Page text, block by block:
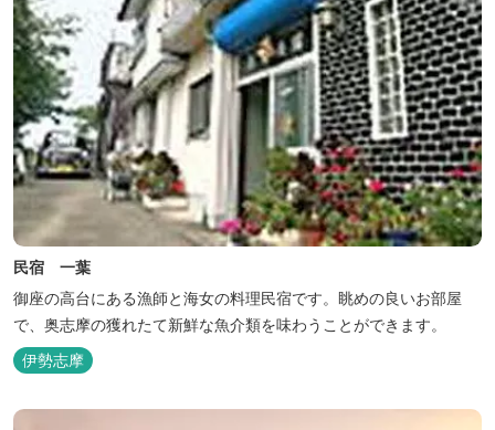
民宿 一葉
御座の高台にある漁師と海女の料理民宿です。眺めの良いお部屋
で、奥志摩の獲れたて新鮮な魚介類を味わうことができます。
伊勢志摩